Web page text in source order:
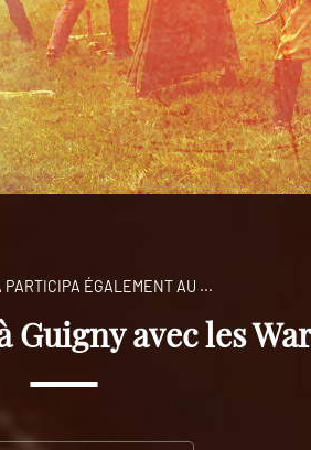
PARTICIPA ÉGALEMENT AU ...
avec les